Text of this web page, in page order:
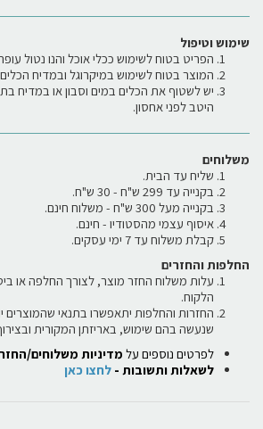
שימוש וטיפול
הפריט בטוח לשימוש ככלי אוכל והנו נטול
המוצר בטוח לשימוש במיקרוגל ובמדיח
יש לשטוף את הכלים במים וסבון או במדיח
היטב לפני אחסון.
משלוחים
שליח עד הבית.
בקנייה עד 299 ש"ח - 30 ש"ח.
בקנייה מעל 300 ש"ח - משלוח חינם.
איסוף עצמי מהסטודיו - חינם.
קבלת משלוח עד 7 ימי עסקים.
החלפות והחזרים
עלות משלוח החזר מוצר, לצורך החלפה או
הלקוח.
החזרות והחלפות יתאפשרו בתנאי שהמוצרים
שנעשה בהם שימוש, באריזתן המקורית
לפרטים נוספים על מדיניות משלוחים/
לשאלות ותשובות - לחצו כאן